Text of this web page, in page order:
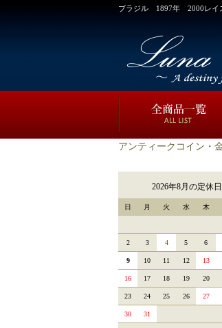
ブラジル 1897年 2000レ
アンティークコイン・
2026年8月の定休日
日 月 火 水 木
2 3 4 5 6
9 10 11 12 13
16 17 18 19 20
23 24 25 26 27
30 31